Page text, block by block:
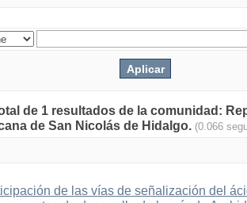
de 1 resultados de la comunidad:
de San Nicolás de Hidalgo. (0.066
de las vías de señalización del